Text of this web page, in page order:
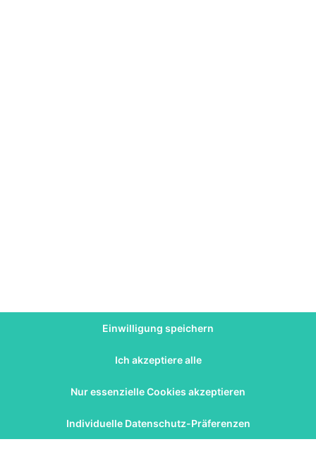
manchen aber von klein auf leichtfällt, sich…
SportBeiUns 16.03.2022
in MyGM!
Einwilligung speichern
Ich akzeptiere alle
Nur essenzielle Cookies akzeptieren
Individuelle Datenschutz-Präferenzen